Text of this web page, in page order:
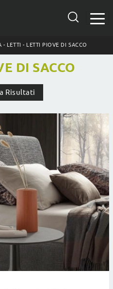
- LETTI - LETTI PIOVE DI SACCO
DI SACCO
Risultati